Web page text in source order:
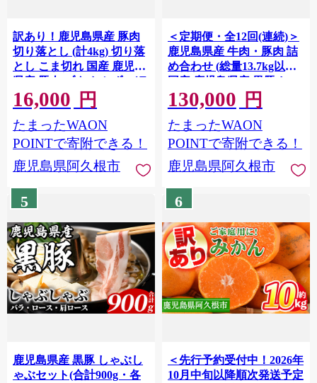
訳あり！鹿児島県産 豚肉
切り落とし (計4kg) 切り落
とし こま切れ 国産 鹿児島
県産 豚肉 ブタ おかず バラ
肉 個包装 小分け 薄切り 切
り落し 切落し 冷凍配送 小
間切れ コマ 訳アリ 【スタ
ーゼン】akn042-42
16,000 円
たまったWAON
POINTで寄附できる！
鹿児島県阿久根市
＜定期便・全12回(連続)＞
鹿児島県産 牛肉・豚肉 詰
め合わせ (総量13.7kg以上)
国産 鹿児島県産 黒豚 しゃ
ぶしゃぶ 肩 ロース スライ
ス 訳あり 切り落とし 黒毛
和牛 サーロイン ステーキ
黒豚 バラ 経産牛 カタ ウデ
130,000 円
たまったWAON
POINTで寄附できる！
鹿児島県阿久根市
5
鹿児島県産 黒豚 しゃぶし
ゃぶセット(合計900g・各
6
＜先行予約受付中！2026年
10月中旬以降順次発送予定